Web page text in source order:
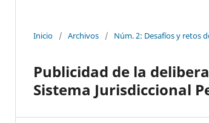
Inicio / Archivos / Núm. 2: Desafíos y retos
Publicidad de la
Sistema Jurisdiccional